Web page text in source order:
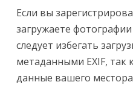
Если вы
загружаете
следует избегать
метаданными EXIF, так
данные вашего